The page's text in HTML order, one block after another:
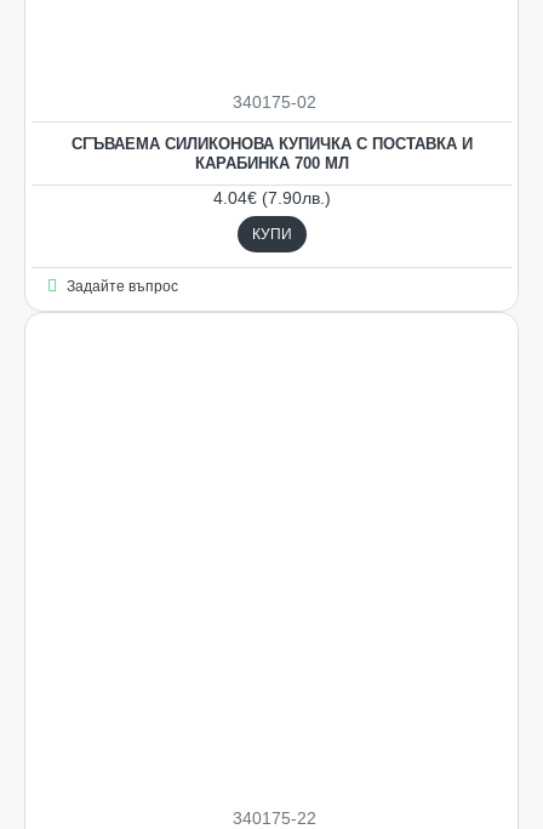
340175-02
СГЪВАЕМА СИЛИКОНОВА КУПИЧКА С ПОСТАВКА И
КАРАБИНКА 700 МЛ
4.04€ (7.90лв.)
КУПИ
Задайте въпрос
340175-22